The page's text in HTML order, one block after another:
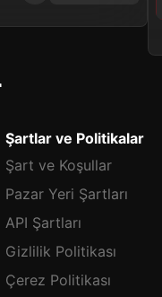
Şartlar ve Politikalar
Şart ve Koşullar
Pazar Yeri Şartları
API Şartları
Gizlilik Politikası
Çerez Politikası